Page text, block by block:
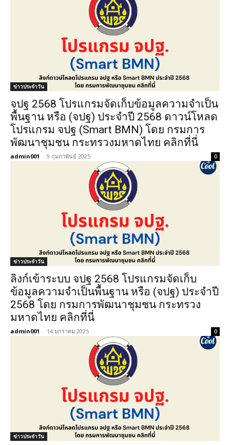
ข่าวประจำวัน
จปฐ 2568 โปรแกรมจัดเก็บข้อมูลความจำเป็น
พื้นฐาน หรือ (จปฐ) ประจำปี 2568 ดาวน์โหลด
โปรแกรม จปฐ (Smart BMN) โดย กรมการ
พัฒนาชุมชน กระทรวงมหาดไทย คลิกที่นี่
admin001 - 9 กุมภาพันธ์ 2025 0
ข่าวประจำวัน
ลิงก์เข้าระบบ จปฐ 2568 โปรแกรมจัดเก็บ
ข้อมูลความจำเป็นพื้นฐาน หรือ (จปฐ) ประจำปี
2568 โดย กรมการพัฒนาชุมชน กระทรวง
มหาดไทย คลิกที่นี่
admin001 - 14 มกราคม 2025 0
ข่าวประจำวัน